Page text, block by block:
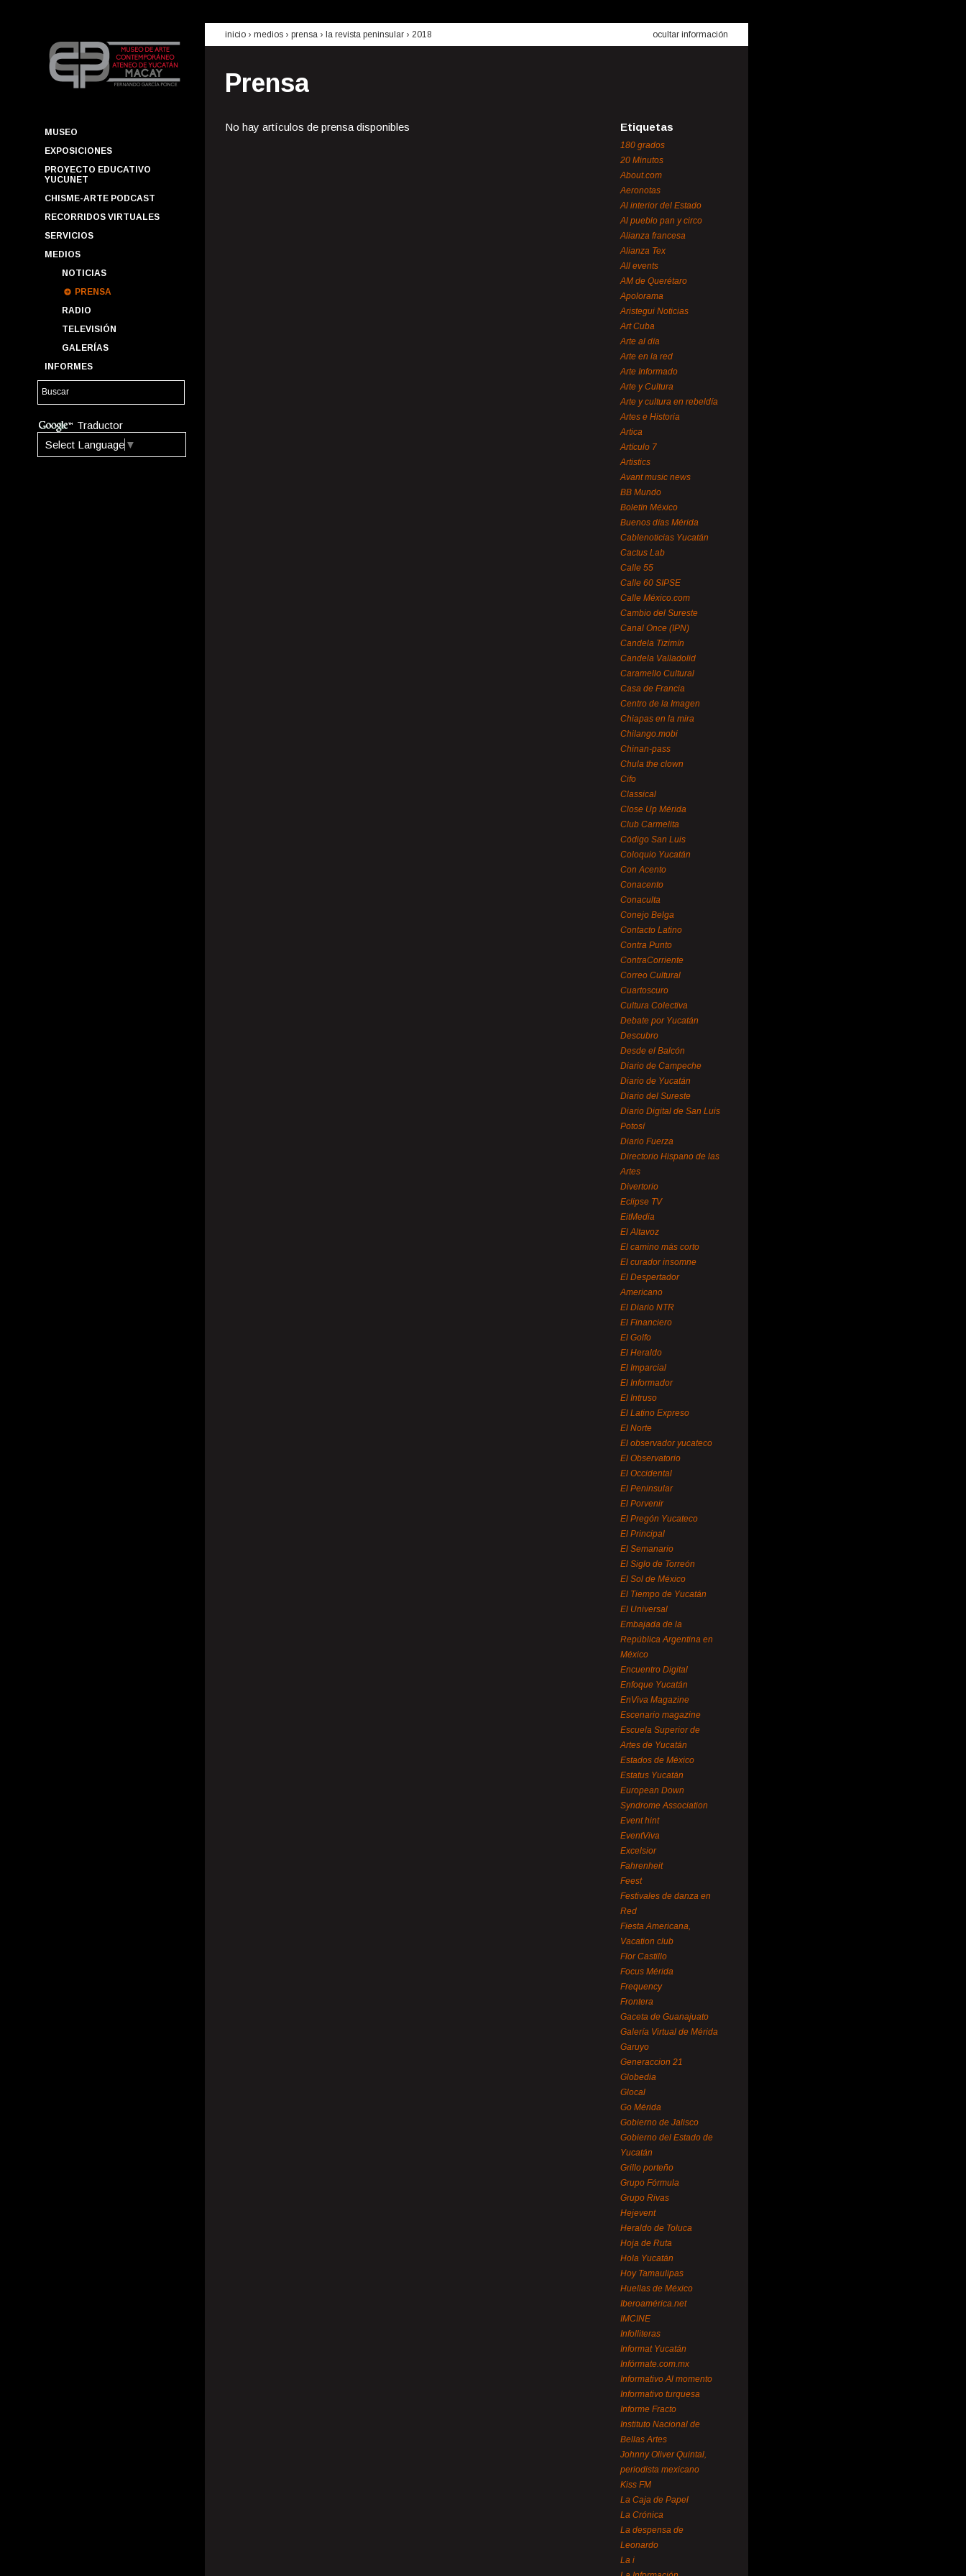
MUSEO
EXPOSICIONES
PROYECTO EDUCATIVO
YUCUNET
CHISME-ARTE PODCAST
RECORRIDOS VIRTUALES
SERVICIOS
MEDIOS
NOTICIAS
PRENSA
RADIO
TELEVISIÓN
GALERÍAS
INFORMES
Traductor
Select Language ▼
inicio › medios › prensa › la revista peninsular › 2018 ocultar información
Prensa
No hay artículos de prensa disponibles Etiquetas
180 grados
20 Minutos
About.com
Aeronotas
Al interior del Estado
Al pueblo pan y circo
Alianza francesa
Alianza Tex
All events
AM de Querétaro
Apolorama
Aristegui Noticias
Art Cuba
Arte al día
Arte en la red
Arte Informado
Arte y Cultura
Arte y cultura en rebeldía
Artes e Historia
Artica
Artículo 7
Artistics
Avant music news
BB Mundo
Boletín México
Buenos días Mérida
Cablenoticias Yucatán
Cactus Lab
Calle 55
Calle 60 SIPSE
Calle México.com
Cambio del Sureste
Canal Once (IPN)
Candela Tizimín
Candela Valladolid
Caramello Cultural
Casa de Francia
Centro de la Imagen
Chiapas en la mira
Chilango.mobi
Chinan-pass
Chula the clown
Cifo
Classical
Close Up Mérida
Club Carmelita
Código San Luis
Coloquio Yucatán
Con Acento
Conacento
Conaculta
Conejo Belga
Contacto Latino
Contra Punto
ContraCorriente
Correo Cultural
Cuartoscuro
Cultura Colectiva
Debate por Yucatán
Descubro
Desde el Balcón
Diario de Campeche
Diario de Yucatán
Diario del Sureste
Diario Digital de San Luis
Potosí
Diario Fuerza
Directorio Hispano de las
Artes
Divertorio
Eclipse TV
EitMedia
El Altavoz
El camino más corto
El curador insomne
El Despertador
Americano
El Diario NTR
El Financiero
El Golfo
El Heraldo
El Imparcial
El Informador
El Intruso
El Latino Expreso
El Norte
El observador yucateco
El Observatorio
El Occidental
El Peninsular
El Porvenir
El Pregón Yucateco
El Principal
El Semanario
El Siglo de Torreón
El Sol de México
El Tiempo de Yucatán
El Universal
Embajada de la
República Argentina en
México
Encuentro Digital
Enfoque Yucatán
EnViva Magazine
Escenario magazine
Escuela Superior de
Artes de Yucatán
Estados de México
Estatus Yucatán
European Down
Syndrome Association
Event hint
EventViva
Excelsior
Fahrenheit
Feest
Festivales de danza en
Red
Fiesta Americana,
Vacation club
Flor Castillo
Focus Mérida
Frequency
Frontera
Gaceta de Guanajuato
Galería Virtual de Mérida
Garuyo
Generaccion 21
Globedia
Glocal
Go Mérida
Gobierno de Jalisco
Gobierno del Estado de
Yucatán
Grillo porteño
Grupo Fórmula
Grupo Rivas
Hejevent
Heraldo de Toluca
Hoja de Ruta
Hola Yucatán
Hoy Tamaulipas
Huellas de México
Iberoamérica.net
IMCINE
Infolliteras
Informat Yucatán
Infórmate.com.mx
Informativo Al momento
Informativo turquesa
Informe Fracto
Instituto Nacional de
Bellas Artes
Johnny Oliver Quintal,
periodista mexicano
Kiss FM
La Caja de Papel
La Crónica
La despensa de
Leonardo
La i